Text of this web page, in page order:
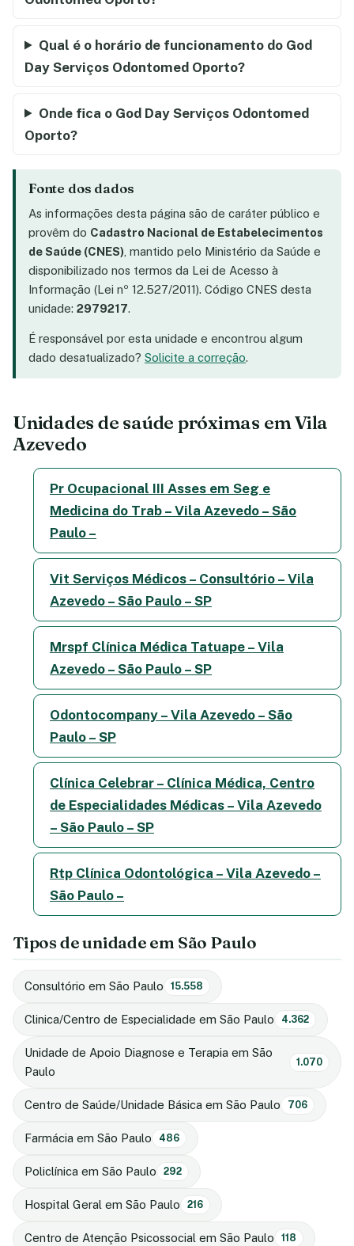
Qual é o horário de funcionamento do God
Day Serviços Odontomed Oporto?
Onde fica o God Day Serviços Odontomed
Oporto?
Fonte dos dados
As informações desta página são de caráter público e
provêm do Cadastro Nacional de Estabelecimentos
de Saúde (CNES) , mantido pelo Ministério da Saúde e
disponibilizado nos termos da Lei de Acesso à
Informação (Lei nº 12.527/2011). Código CNES desta
unidade: 2979217.
É responsável por esta unidade e encontrou algum
dado desatualizado? Solicite a correção.
Unidades de saúde próximas em Vila
Azevedo
Pr Ocupacional III Asses em Seg e
Medicina do Trab – Vila Azevedo – São
Paulo –
Vit Serviços Médicos – Consultório – Vila
Azevedo – São Paulo – SP
Mrspf Clínica Médica Tatuape – Vila
Azevedo – São Paulo – SP
Odontocompany – Vila Azevedo – São
Paulo – SP
Clínica Celebrar – Clínica Médica, Centro
de Especialidades Médicas – Vila Azevedo
– São Paulo – SP
Rtp Clínica Odontológica – Vila Azevedo –
São Paulo –
Tipos de unidade em São Paulo
Consultório em São Paulo 15.558
Clinica/Centro de Especialidade em São Paulo 4.362
Unidade de Apoio Diagnose e Terapia em São
Paulo
1.070
Centro de Saúde/Unidade Básica em São Paulo 706
Farmácia em São Paulo 486
Policlínica em São Paulo 292
Hospital Geral em São Paulo 216
Centro de Atenção Psicossocial em São Paulo 118